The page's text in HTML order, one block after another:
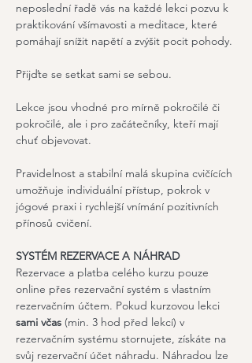
neposlední řadě vás na každé lekci pozvu k
praktikování všímavosti a meditace, které
pomáhají snížit napětí a zvýšit pocit pohody.
Přijďte se setkat sami se sebou.
Lekce jsou vhodné pro mírně pokročilé či
pokročilé, ale i pro začátečníky, kteří mají
chuť objevovat.
Pravidelnost a stabilní malá skupina cvičících
umožňuje individuální přístup, pokrok v
jógové praxi i rychlejší vnímání pozitivních
přínosů cvičení.
SYSTÉM REZERVACE A NÁHRAD
Rezervace a platba celého kurzu pouze
online přes rezervační systém s vlastním
rezervačním účtem. Pokud kurzovou lekci
sami včas (min. 3 hod před lekcí) v
rezervačním systému stornujete, získáte na
svůj rezervační účet náhradu. Náhradou lze